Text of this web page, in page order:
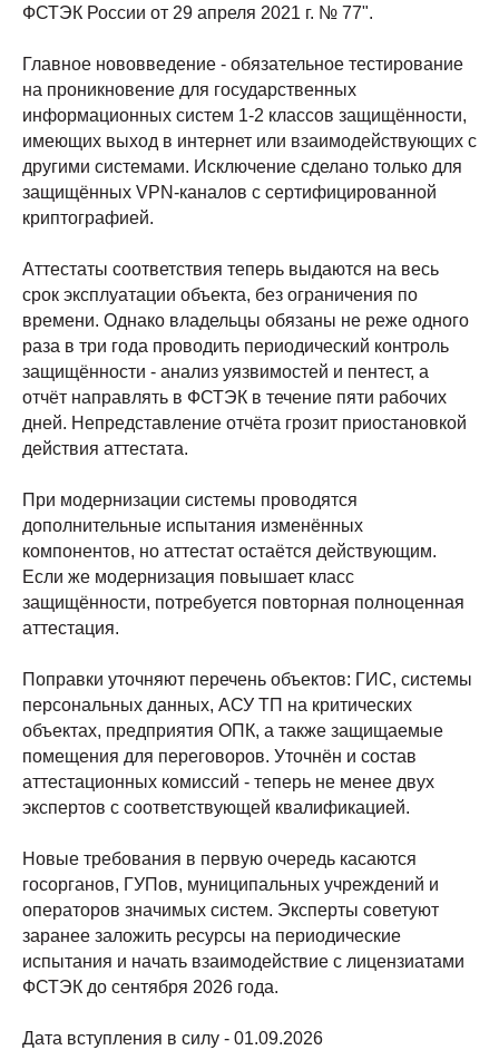
ФСТЭК России от 29 апреля 2021 г. № 77".
Главное нововведение - обязательное тестирование
на проникновение для государственных
информационных систем 1-2 классов защищённости,
имеющих выход в интернет или взаимодействующих с
другими системами. Исключение сделано только для
защищённых VPN-каналов с сертифицированной
криптографией.
Аттестаты соответствия теперь выдаются на весь
срок эксплуатации объекта, без ограничения по
времени. Однако владельцы обязаны не реже одного
раза в три года проводить периодический контроль
защищённости - анализ уязвимостей и пентест, а
отчёт направлять в ФСТЭК в течение пяти рабочих
дней. Непредставление отчёта грозит приостановкой
действия аттестата.
При модернизации системы проводятся
дополнительные испытания изменённых
компонентов, но аттестат остаётся действующим.
Если же модернизация повышает класс
защищённости, потребуется повторная полноценная
аттестация.
Поправки уточняют перечень объектов: ГИС, системы
персональных данных, АСУ ТП на критических
объектах, предприятия ОПК, а также защищаемые
помещения для переговоров. Уточнён и состав
аттестационных комиссий - теперь не менее двух
экспертов с соответствующей квалификацией.
Новые требования в первую очередь касаются
госорганов, ГУПов, муниципальных учреждений и
операторов значимых систем. Эксперты советуют
заранее заложить ресурсы на периодические
испытания и начать взаимодействие с лицензиатами
ФСТЭК до сентября 2026 года.
Дата вступления в силу - 01.09.2026